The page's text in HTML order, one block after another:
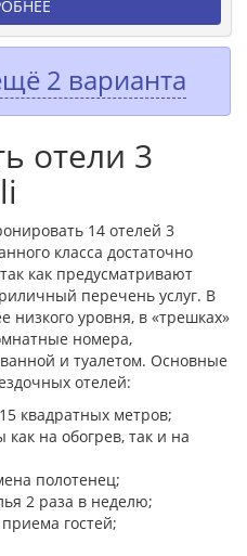
2 варианта
отели 3
14 отелей 3
класса достаточно
как предусматривают
перечень услуг. В
уровня, в «трешках»
номера,
и туалетом. Основные
отелей:
квадратных метров;
на обогрев, так и на
полотенец;
2 раза в неделю;
приема гостей;